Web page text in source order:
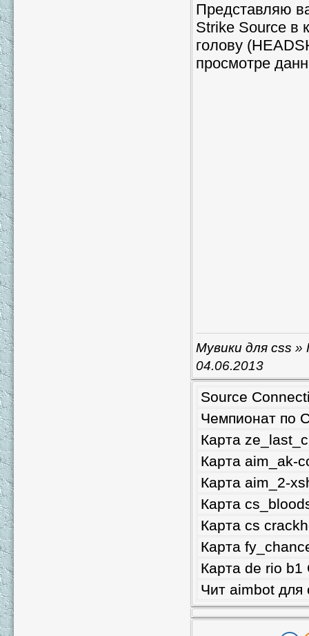
Представляю
Strike Source в
голову
просмотре
Мувики для css »
04.06.2013
Source
Чемпионат по
Карта
Карта aim_ak-
Карта aim_2-
Карта
Карта cs
Карта
Карта de rio b1
Чит aimbot для